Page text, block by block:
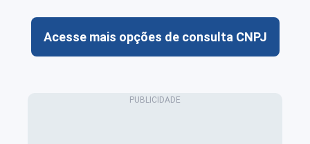
Acesse mais opções de consulta CNPJ